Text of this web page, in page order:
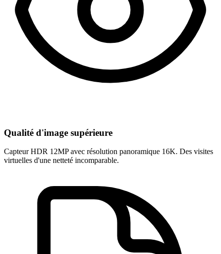
Qualité d'image supérieure
Capteur HDR 12MP avec résolution panoramique 16K. Des visites
virtuelles d'une netteté incomparable.